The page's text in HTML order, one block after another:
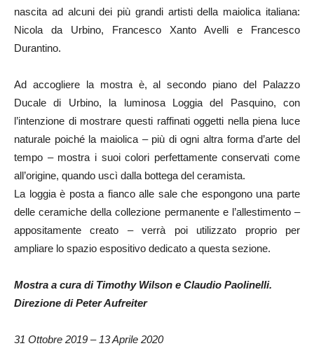
nascita ad alcuni dei più grandi artisti della maiolica italiana:
Nicola da Urbino, Francesco Xanto Avelli e Francesco
Durantino.
Ad accogliere la mostra è, al secondo piano del Palazzo
Ducale di Urbino, la luminosa Loggia del Pasquino, con
l’intenzione di mostrare questi raffinati oggetti nella piena luce
naturale poiché la maiolica – più di ogni altra forma d’arte del
tempo – mostra i suoi colori perfettamente conservati come
all’origine, quando uscì dalla bottega del ceramista.
La loggia è posta a fianco alle sale che espongono una parte
delle ceramiche della collezione permanente e l’allestimento –
appositamente creato – verrà poi utilizzato proprio per
ampliare lo spazio espositivo dedicato a questa sezione.
Mostra a cura di Timothy Wilson e Claudio Paolinelli.
Direzione di Peter Aufreiter
31 Ottobre 2019 – 13 Aprile 2020